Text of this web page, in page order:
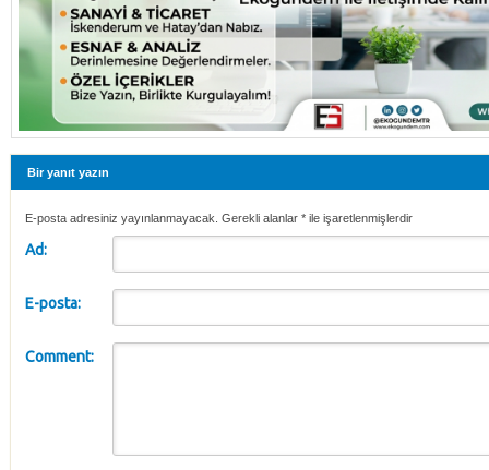
Bir yanıt yazın
E-posta adresiniz yayınlanmayacak. Gerekli alanlar * ile işaretlenmişlerdir
Ad:
E-posta:
Comment: